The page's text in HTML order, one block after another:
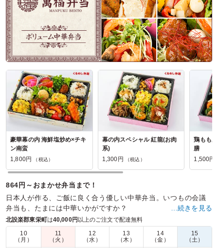
豪華幕の内 海鮮塩炒め×チキ
ン南蛮
1,800円
（税込）
幕の内スペシャル 紅龍(お肉
系)
1,300円
（税込）
鶏もも
膳
1,500円
864円～おまかせ弁当まで！
日本人が作る、ご飯に良く合う優しい中華弁当。いつもの会議
弁当も、たまには中華いかがですか？
商品数： 33 締切日時： 1日前13:00 価格帯： 1,100円～1,800円
配達時間：
9:30～18:00
…続きを見る
北設楽郡東栄町は40,000円以上のご注文で配達無料
10
（月）
11
（火）
12
（水）
13
（木）
14
（金）
15
（土）